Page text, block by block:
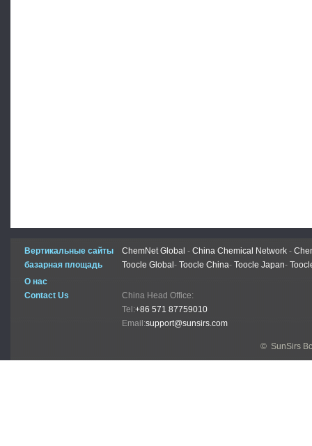
Вертикальные сайты ChemNet Global - China Chemical Network -
базарная площадь
Toocle Global - Toocle China- Toocle Japan-
О нас
Contact Us
China Head Office:
Tel:+86 571 87759010
Email:support@sunsirs.com
© SunSirs